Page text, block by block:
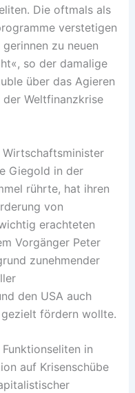
Die oftmals als
verstetigen
zu neuen
so der damalige
über das Agieren
Weltfinanzkrise
Giegold in der
rührte, hat ihren
von
erachteten
Vorgänger Peter
zunehmender
den USA auch
fördern wollte.
in
auf Krisenschübe